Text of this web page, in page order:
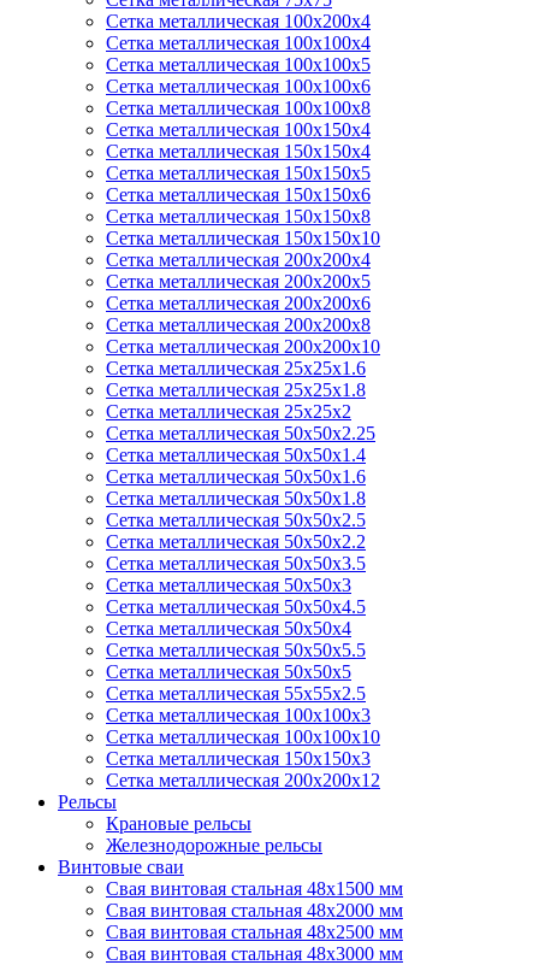
Сетка металлическая 100х200х4
Сетка металлическая 100х100х4
Сетка металлическая 100х100х5
Сетка металлическая 100х100х6
Сетка металлическая 100х100х8
Сетка металлическая 100х150х4
Сетка металлическая 150х150х4
Сетка металлическая 150х150х5
Сетка металлическая 150х150х6
Сетка металлическая 150х150х8
Сетка металлическая 150х150х10
Сетка металлическая 200х200х4
Сетка металлическая 200х200х5
Сетка металлическая 200х200x6
Сетка металлическая 200х200х8
Сетка металлическая 200х200х10
Сетка металлическая 25х25х1.6
Сетка металлическая 25х25х1.8
Сетка металлическая 25х25х2
Сетка металлическая 50х50х2.25
Сетка металлическая 50х50х1.4
Сетка металлическая 50х50х1.6
Сетка металлическая 50х50х1.8
Сетка металлическая 50х50х2.5
Сетка металлическая 50х50х2.2
Сетка металлическая 50х50х3.5
Сетка металлическая 50х50х3
Сетка металлическая 50х50х4.5
Сетка металлическая 50х50х4
Сетка металлическая 50х50х5.5
Сетка металлическая 50х50х5
Сетка металлическая 55х55х2.5
Сетка металлическая 100х100х3
Сетка металлическая 100х100х10
Сетка металлическая 150х150х3
Сетка металлическая 200х200х12
Рельсы
Крановые рельсы
Железнодорожные рельсы
Винтовые сваи
Свая винтовая стальная 48х1500 мм
Свая винтовая стальная 48х2000 мм
Свая винтовая стальная 48х2500 мм
Свая винтовая стальная 48х3000 мм